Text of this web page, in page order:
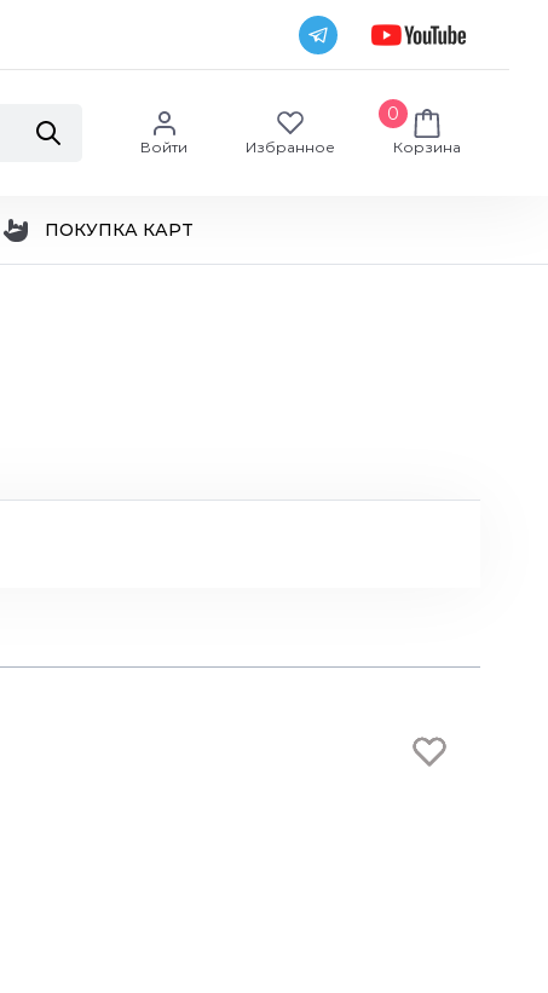
Войти Избранное
0
Корзина
ПОКУПКА КАРТ